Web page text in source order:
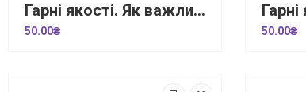
Гарні якості. Як важливо бути розсудливим!
50.00₴ 50.00₴